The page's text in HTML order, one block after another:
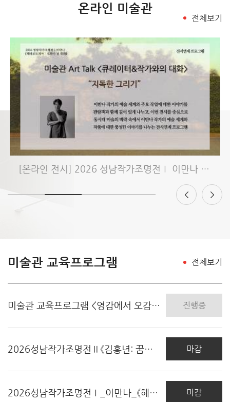
온라인 미술관
전체보기
[온라인 전시] 2026 성남작가조명전Ⅰ 이만나 《헤테로토피아: 신화..
미술관 교육프로그램 전체보기
미술관 교육프로그램 <영감에서 오감까지 in 성남큐브.. 진행중
2026성남작가조명전Ⅱ《김홍년: 꿈의 대화》 전시연계.. 마감
2026성남작가조명전Ⅰ_이만나_《헤테로토피아: 신화가.. 마감